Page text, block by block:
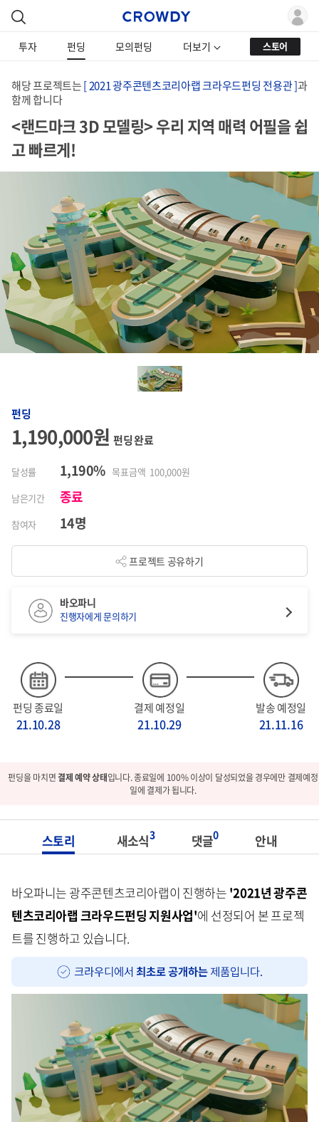
투자 펀딩 모의펀딩 더보기 스토어
해당 프로젝트는[ 2021 광주콘텐츠코리아랩 크라우드펀딩 전용관 ]과
함께 합니다
<랜드마크 3D 모델링> 우리 지역 매력 어필을 쉽
고 빠르게!
펀딩
1,190,000원펀딩 완료
달성률 1,190% 목표금액 100,000원
남은기간
종료
참여자 14명
프로젝트 공유하기
펀딩 종료일
21.10.28
결제 예정일
21.10.29
발송 예정일
21.11.16
바오파니
진행자에게 문의하기
펀딩을 마치면결제 예약 상태입니다. 종료일에 100% 이상이 달성되었을 경우에만 결제예정
일에 결제가 됩니다.
스토리 새소식3 댓글0 안내
바오파니는 광주콘텐츠코리아랩이 진행하는 '2021년 광주콘
텐츠코리아랩 크라우드펀딩 지원사업'에 선정되어 본 프로젝
트를 진행하고 있습니다.